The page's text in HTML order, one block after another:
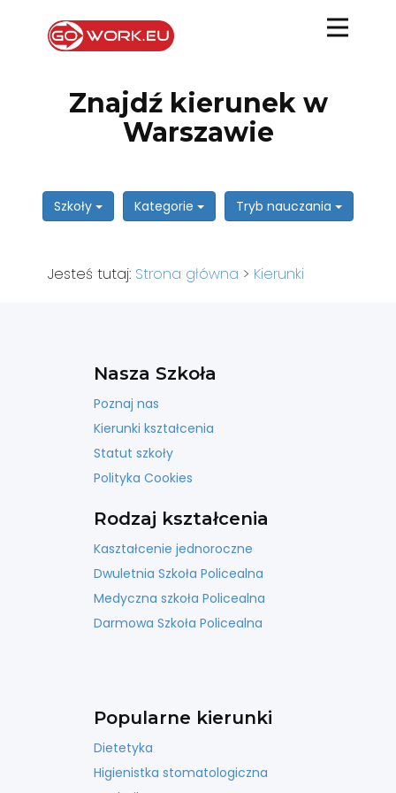
Znajdź kierunek w
Warszawie
Szkoły Kategorie Tryb nauczania
Jesteś tutaj: Strona główna > Kierunki
Nasza Szkoła
Poznaj nas
Kierunki kształcenia
Statut szkoły
Polityka Cookies
Rodzaj kształcenia
Kaształcenie jednoroczne
Dwuletnia Szkoła Policealna
Medyczna szkoła Policealna
Darmowa Szkoła Policealna
Popularne kierunki
Dietetyka
Higienistka stomatologiczna